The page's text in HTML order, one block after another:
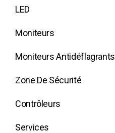
LED
Moniteurs
Moniteurs Antidéflagrants
Zone De Sécurité
Contrôleurs
Services